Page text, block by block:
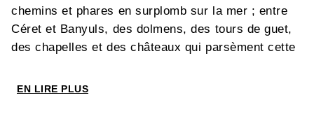
chemins et phares en surplomb sur la mer ; entre
Céret et Banyuls, des dolmens, des tours de guet,
des chapelles et des châteaux qui parsèment cette
Célébrées dans les peintures de Dali, inspirantes
EN LIRE PLUS